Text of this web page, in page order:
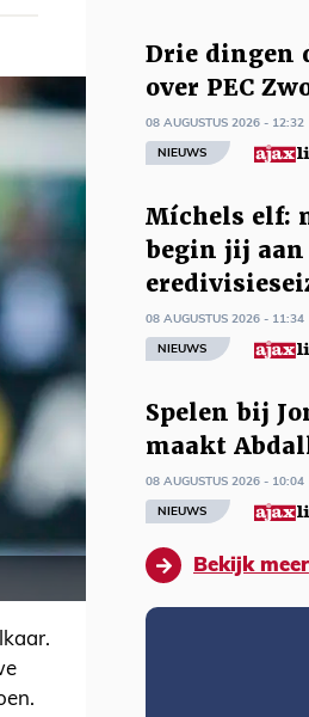
Drie dingen
over PEC
08 AUGUSTUS 2026 - 12:32
NIEUWS
Míchels elf:
begin jij
08 AUGUSTUS 2026 - 11:34
NIEUWS
Spelen bij
maakt
08 AUGUSTUS 2026 - 10:04
NIEUWS
Bekijk meer